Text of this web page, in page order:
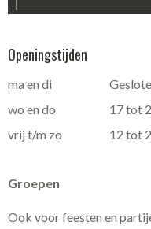
Openingstijden
ma en di
wo en do
vrij t/m zo
17 tot
12 tot
Groepen
Ook voor feesten en